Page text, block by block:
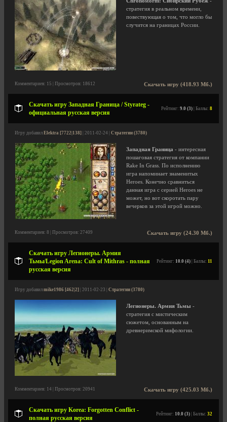
стратегия в реальном времени,
повествующая о том, что могло бы
случится на границах России.
Скачать игру (418.93 Мб.)
Комментариев: 15 | Просмотров: 18612
Скачать игру Западная Граница / Styrateg -
официальная русская версия
Рейтинг: 9.0 (3) | Баллы: 8
Игру добавил Elektra [7722|138] | 2011-02-24 | Стратегии (3780)
Западная Граница - интересная
пошаговая стратегия от компании
Rake In Grass. По исполнению
игра напоминает знаменитых
Heroes. Конечно сравниться
данная игра с серией Heroes не
может, но вот скоротать пару
вечерков за этой игрой можно.
Скачать игру (24.30 Мб.)
Комментариев: 8 | Просмотров: 27409
Скачать игру Легионеры. Армия
Тьмы/Legion Arena: Cult of Mithras - полная
русская версия
Рейтинг: 10.0 (4) | Баллы: 11
Игру добавил mike1986 [462|2] | 2011-02-23 | Стратегии (3780)
Легионеры. Армия Тьмы -
стратегия с мистическим
сюжетом, основанным на
древнеримской мифологии.
Скачать игру (425.03 Мб.)
Комментариев: 14 | Просмотров: 20941
Скачать игру Korea: Forgotten Conflict -
полная русская версия
Рейтинг: 10.0 (3) | Баллы: 32